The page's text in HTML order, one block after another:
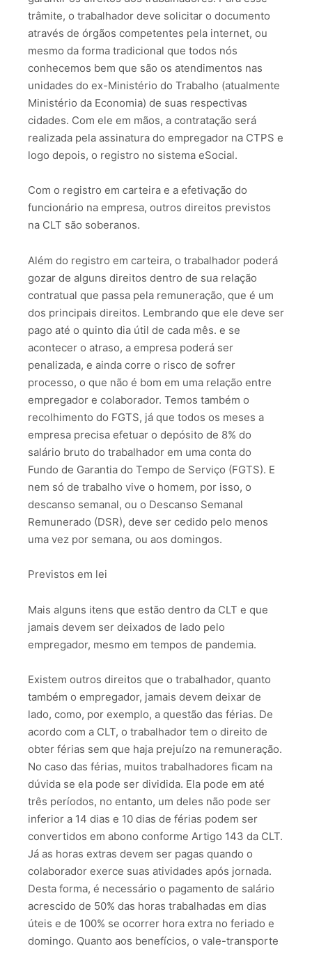
trâmite, o trabalhador deve solicitar o documento
através de órgãos competentes pela internet, ou
mesmo da forma tradicional que todos nós
conhecemos bem que são os atendimentos nas
unidades do ex-Ministério do Trabalho (atualmente
Ministério da Economia) de suas respectivas
cidades. Com ele em mãos, a contratação será
realizada pela assinatura do empregador na CTPS e
logo depois, o registro no sistema eSocial.
Com o registro em carteira e a efetivação do
funcionário na empresa, outros direitos previstos
na CLT são soberanos.
Além do registro em carteira, o trabalhador poderá
gozar de alguns direitos dentro de sua relação
contratual que passa pela remuneração, que é um
dos principais direitos. Lembrando que ele deve ser
pago até o quinto dia útil de cada mês. e se
acontecer o atraso, a empresa poderá ser
penalizada, e ainda corre o risco de sofrer
processo, o que não é bom em uma relação entre
empregador e colaborador. Temos também o
recolhimento do FGTS, já que todos os meses a
empresa precisa efetuar o depósito de 8% do
salário bruto do trabalhador em uma conta do
Fundo de Garantia do Tempo de Serviço (FGTS). E
nem só de trabalho vive o homem, por isso, o
descanso semanal, ou o Descanso Semanal
Remunerado (DSR), deve ser cedido pelo menos
uma vez por semana, ou aos domingos.
Previstos em lei
Mais alguns itens que estão dentro da CLT e que
jamais devem ser deixados de lado pelo
empregador, mesmo em tempos de pandemia.
Existem outros direitos que o trabalhador, quanto
também o empregador, jamais devem deixar de
lado, como, por exemplo, a questão das férias. De
acordo com a CLT, o trabalhador tem o direito de
obter férias sem que haja prejuízo na remuneração.
No caso das férias, muitos trabalhadores ficam na
dúvida se ela pode ser dividida. Ela pode em até
três períodos, no entanto, um deles não pode ser
inferior a 14 dias e 10 dias de férias podem ser
convertidos em abono conforme Artigo 143 da CLT.
Já as horas extras devem ser pagas quando o
colaborador exerce suas atividades após jornada.
Desta forma, é necessário o pagamento de salário
acrescido de 50% das horas trabalhadas em dias
úteis e de 100% se ocorrer hora extra no feriado e
domingo. Quanto aos benefícios, o vale-transporte